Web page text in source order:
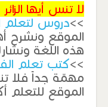
لا تنس أيها الزائر
>>دروس لتعلم
الموقع ونشرح
هذه اللغة
>>كتب تعلم
مهمّة جداً فلا
الموقع للتعلم